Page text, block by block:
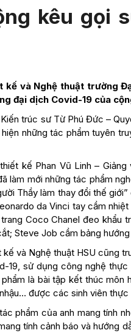
kêu gọi
kế và Nghệ thuật trường
đại dịch Covid-19 của
trúc sư Từ Phú Đức –
những tác phẩm tuyên
kế Phan Vũ Linh –
làm mới những tác phẩm
Thầy làm thay đổi thế
da Vinci tay cầm
Coco Chanel đeo khẩu
Steve Job cầm bảng
kế và Nghệ thuật HSU cũng
19, sử dụng công nghệ
là bài tập kết thúc
được các sinh viên
phẩm của anh mang tính
tính cảnh báo và hướng